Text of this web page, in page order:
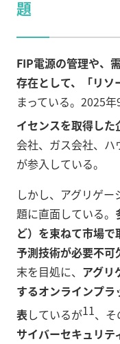
題
FIP電源の管理や、
存在として、「リソ
まっている。2025年
イセンスを取得した
会社、ガス会社、
が参入している。
しかし、アグリゲ
題に直面している。
ど）を束ねて市場
予測技術が必要不可
末を目処に、 アグリ
するオンラインプ
表しているが11、そ
サイバーセキュリ